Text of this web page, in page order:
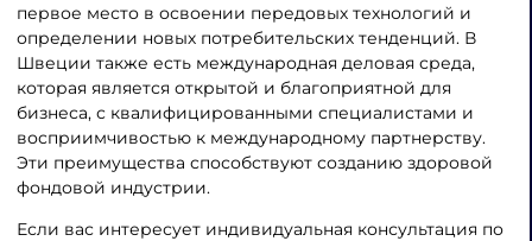
первое место в освоении передовых технологий и
определении новых потребительских тенденций. В
Швеции также есть международная деловая среда,
которая является открытой и благоприятной для
бизнеса, с квалифицированными специалистами и
восприимчивостью к международному партнерству.
Эти преимущества способствуют созданию здоровой
фондовой индустрии.
Если вас интересует индивидуальная консультация по